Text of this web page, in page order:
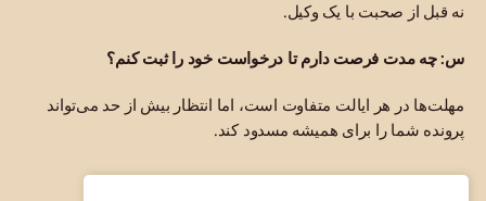
نه قبل از صحبت با یک وکیل.
س: چه مدت فرصت دارم تا درخواست خود را ثبت کنم؟
مهلت‌ها در هر ایالت متفاوت است، اما انتظار بیش از حد می‌تواند
پرونده شما را برای همیشه مسدود کند.